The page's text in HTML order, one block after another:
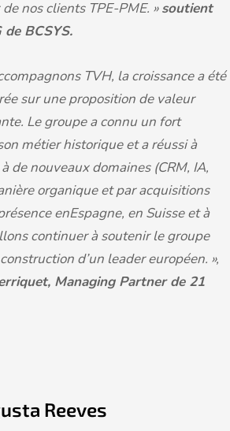
nos clients TPE-PME. »soutient
BCSYS.
TVH, la croissance a été
sur une proposition de valeur
Le groupe a connu un fort
métier historique et a réussi à
de nouveaux domaines (CRM, IA,
organique et par acquisitions
enEspagne, en Suisse et à
continuer à soutenir le groupe
d’un leader européen. »,
Managing Partner de 21
Reeves